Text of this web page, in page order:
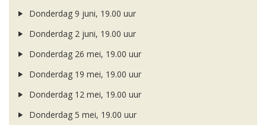
Donderdag 9 juni, 19.00 uur
Donderdag 2 juni, 19.00 uur
Donderdag 26 mei, 19.00 uur
Donderdag 19 mei, 19.00 uur
Donderdag 12 mei, 19.00 uur
Donderdag 5 mei, 19.00 uur